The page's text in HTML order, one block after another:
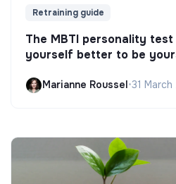
Retraining guide
The MBTI personality
yourself better to be
Marianne Roussel •31